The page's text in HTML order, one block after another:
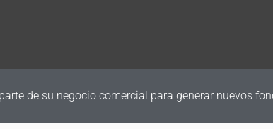
de su negocio comercial para generar nuevos